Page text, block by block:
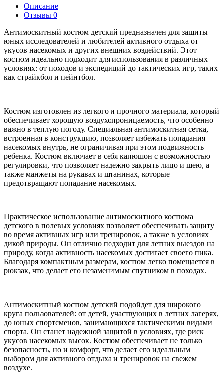
Описание
Отзывы 0
Антимоскитный костюм детский предназначен для защиты
юных исследователей и любителей активного отдыха от
укусов насекомых и других внешних воздействий. Этот
костюм идеально подходит для использования в различных
условиях: от походов и экспедиций до тактических игр, таких
как страйкбол и пейнтбол.
Костюм изготовлен из легкого и прочного материала, который
обеспечивает хорошую воздухопроницаемость, что особенно
важно в теплую погоду. Специальная антимоскитная сетка,
встроенная в конструкцию, позволяет избежать попадания
насекомых внутрь, не ограничивая при этом подвижность
ребенка. Костюм включает в себя капюшон с возможностью
регулировки, что позволяет надежно закрыть лицо и шею, а
также манжеты на рукавах и штанинах, которые
предотвращают попадание насекомых.
Практическое использование антимоскитного костюма
детского в полевых условиях позволяет обеспечивать защиту
во время активных игр или тренировок, а также в условиях
дикой природы. Он отлично подходит для летних выездов на
природу, когда активность насекомых достигает своего пика.
Благодаря компактным размерам, костюм легко помещается в
рюкзак, что делает его незаменимым спутником в походах.
Антимоскитный костюм детский подойдет для широкого
круга пользователей: от детей, участвующих в летних лагерях,
до юных спортсменов, занимающихся тактическими видами
спорта. Он станет надежной защитой в условиях, где риск
укусов насекомых высок. Костюм обеспечивает не только
безопасность, но и комфорт, что делает его идеальным
выбором для активного отдыха и тренировок на свежем
воздухе.